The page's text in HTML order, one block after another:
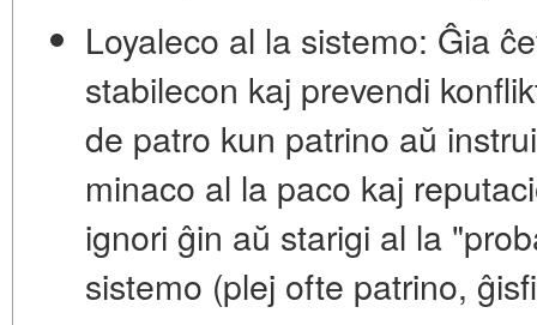
Loyaleco al la sistemo: Ĝia
stabilecon kaj prevendi
de patro kun patrino aŭ
minaco al la paco kaj
ignori ĝin aŭ starigi al la
sistemo (plej ofte patrino,